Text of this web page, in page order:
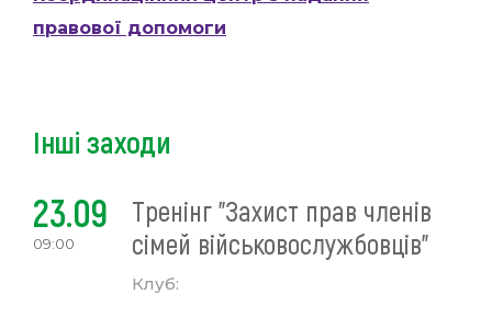
правової допомоги
Інші заходи
23.09
09:00
Тренінг "Захист прав членів
сімей військовослужбовців"
Клуб: